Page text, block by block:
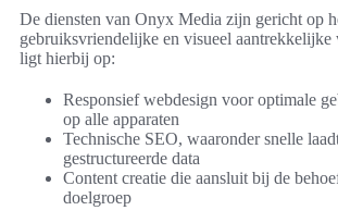
De diensten van Onyx Media zijn gericht op
gebruiksvriendelijke en visueel aantrekkelijke
ligt hierbij op:
Responsief webdesign voor optimale
op alle apparaten
Technische SEO, waaronder snelle
gestructureerde data
Content creatie die aansluit bij de
doelgroep